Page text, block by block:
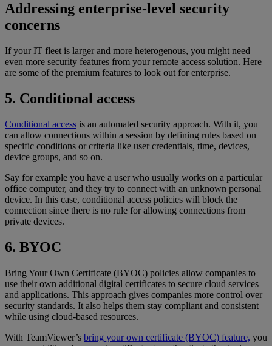
Addressing enterprise-level security
concerns
If your IT fleet is larger and more heterogenous, you might need
even more security features from your remote access solution. Here
are some of the premium features to look out for enterprise.
5. Conditional access
Conditional access is an automated security approach. With it, you
can allow connections within a session by defining rules based on
specific conditions or criteria like user credentials, time, devices,
device groups, and so on.
Say for example you have a user who usually works on a particular
office computer, and they try to connect with an unknown personal
device. In this case, conditional access policies will block the
connection since there is no rule for allowing connections from
private devices.
6. BYOC
Bring Your Own Certificate (BYOC) policies allow companies to
use their own additional digital certificates to secure cloud services
and applications. This approach gives companies more control over
security standards. It also helps them stay compliant and consistent
while using cloud-based resources.
With TeamViewer’s bring your own certificate (BYOC) feature, you